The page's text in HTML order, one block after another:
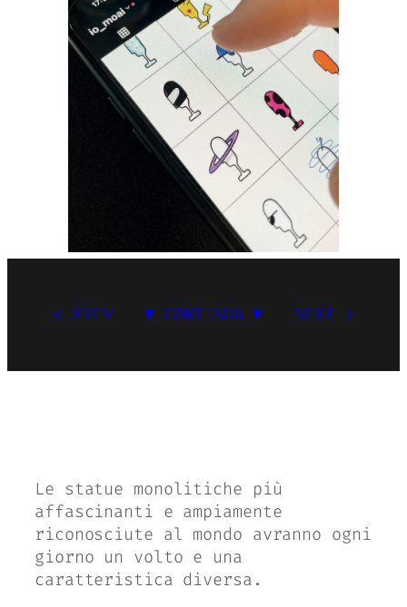
< PREV ▼ CONTINUA ▼ NEXT >
Le statue monolitiche più
affascinanti e ampiamente
riconosciute al mondo avranno ogni
giorno un volto e una
caratteristica diversa.